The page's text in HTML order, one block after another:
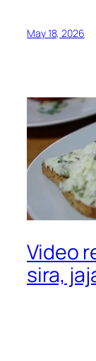
May 18, 2026
Video
sira,